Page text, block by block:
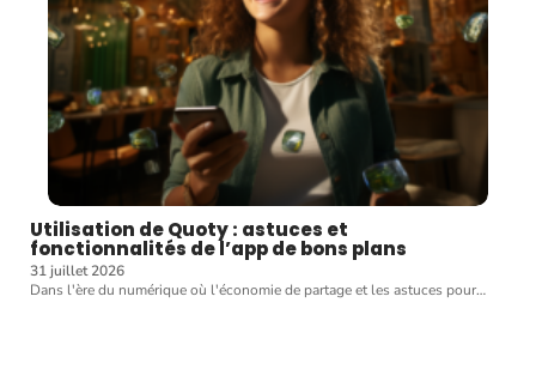
Utilisation de Quoty : astuces et
fonctionnalités de l’app de bons plans
31 juillet 2026
Dans l'ère du numérique où l'économie de partage et les astuces pour…